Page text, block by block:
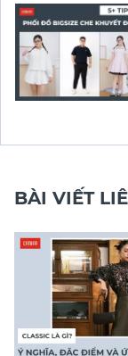
BÀI VIẾT